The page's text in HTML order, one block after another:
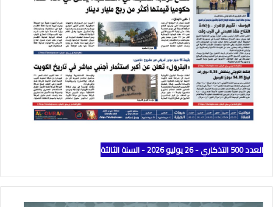
العدد 500 التذكاري - 26 يوليو 2026 - السنة الثالثة